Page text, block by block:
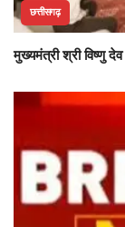
छत्तीसगढ़
मुख्यमंत्री श्री विष्णु देव